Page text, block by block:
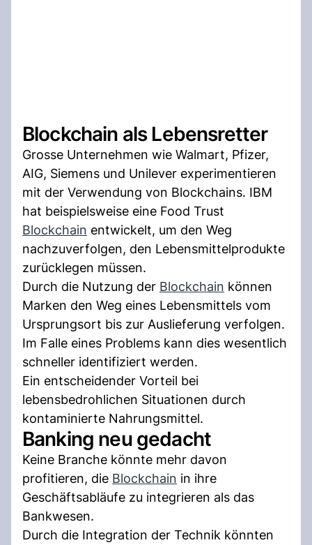
Blockchain als Lebensretter
Grosse Unternehmen wie Walmart, Pfizer,
AIG, Siemens und Unilever experimentieren
mit der Verwendung von Blockchains. IBM
hat beispielsweise eine Food Trust
Blockchain entwickelt, um den Weg
nachzuverfolgen, den Lebensmittelprodukte
zurücklegen müssen.
Durch die Nutzung der Blockchain können
Marken den Weg eines Lebensmittels vom
Ursprungsort bis zur Auslieferung verfolgen.
Im Falle eines Problems kann dies wesentlich
schneller identifiziert werden.
Ein entscheidender Vorteil bei
lebensbedrohlichen Situationen durch
kontaminierte Nahrungsmittel.
Banking neu gedacht
Keine Branche könnte mehr davon
profitieren, die Blockchain in ihre
Geschäftsabläufe zu integrieren als das
Bankwesen.
Durch die Integration der Technik könnten